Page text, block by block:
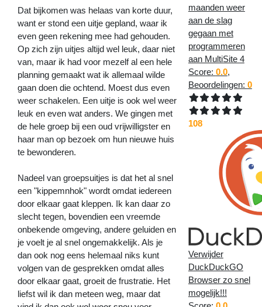
Dat bijkomen was helaas van korte duur,
want er stond een uitje gepland, waar ik
even geen rekening mee had gehouden.
Op zich zijn uitjes altijd wel leuk, daar niet
van, maar ik had voor mezelf al een hele
planning gemaakt wat ik allemaal wilde
gaan doen die ochtend. Moest dus even
weer schakelen. Een uitje is ook wel weer
leuk en even wat anders. We gingen met
de hele groep bij een oud vrijwilligster en
haar man op bezoek om hun nieuwe huis
te bewonderen.
Nadeel van groepsuitjes is dat het al snel
een "kippemnhok" wordt omdat iedereen
door elkaar gaat kleppen. Ik kan daar zo
slecht tegen, bovendien een vreemde
onbekende omgeving, andere geluiden en
je voelt je al snel ongemakkelijk. Als je
dan ook nog eens helemaal niks kunt
volgen van de gesprekken omdat alles
door elkaar gaat, groeit de frustratie. Het
liefst wil ik dan meteen weg, maar dat
maanden weer
aan de slag
gegaan met
programmeren
aan MultiSite 4
Score: 0.0,
Beoordelingen: 0
108
Verwijder
DuckDuckGO
Browser zo snel
mogelijk!!!